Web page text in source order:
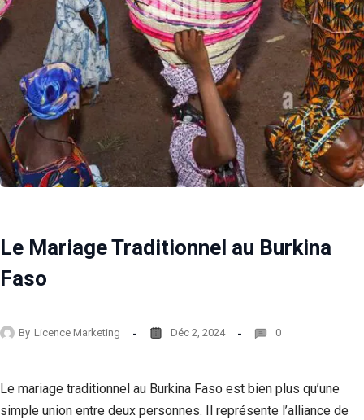
Le Mariage Traditionnel au Burkina
Faso
By Licence Marketing Déc 2, 2024 0
Le mariage traditionnel au Burkina Faso est bien plus qu’une
simple union entre deux personnes. Il représente l’alliance de